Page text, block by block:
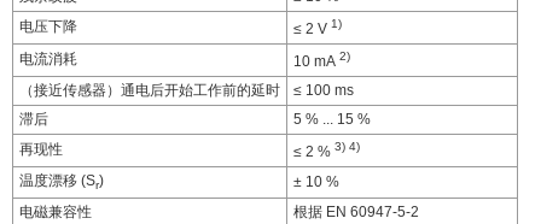
电压下降
≤ 2 V 1)
电流消耗 10 mA 2)
（接近传感器）通电后开始工作前的延时
≤ 100 ms
滞后
5 % ... 15 %
再现性
≤ 2 % 3) 4)
温度漂移 (Sr)
± 10 %
电磁兼容性
根据 EN 60947-5-2